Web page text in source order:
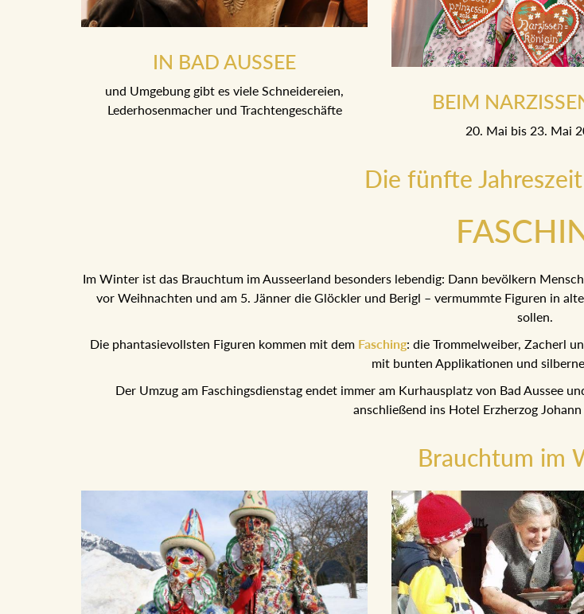
IN BAD AUSSEE
und Umgebung gibt es viele Schneidereien,
Lederhosenmacher und Trachtengeschäfte
BEIM
20. Mai bis 23. Mai
Die fünfte
Im Winter ist das Brauchtum im Ausseerland besonders lebendig: Dann bevölkern
vor Weihnachten und am 5. Jänner die Glöckler und Berigl – vermummte Figuren in
sollen.
Die phantasievollsten Figuren kommen mit dem Fasching: die Trommelweiber, Zacherl
mit bunten Applikationen und
Der Umzug am Faschingsdienstag endet immer am Kurhausplatz von Bad Aussee
anschließend ins Hotel Erzherzog
Brauchtum im